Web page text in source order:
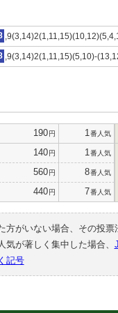
,9(3,14)2(1,11,15)(5,10)-
190円 1 番人気
140円 1 番人気
560円 8番人気
440円 7番人気
方がいない場合、その投
気が著しく集中した場合、
記号